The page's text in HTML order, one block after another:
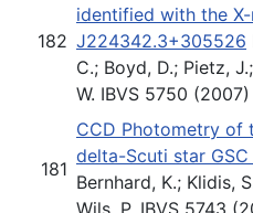
182
identified with the X-
J224342.3+305526
C.; Boyd, D.; Pietz,
W. IBVS 5750 (2007)
181
CCD Photometry of
delta-Scuti star GSC
Bernhard, K.; Klidis,
Wils, P. IBVS 5743